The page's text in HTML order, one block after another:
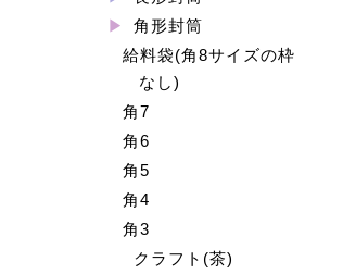
角形封筒
給料袋(角8サイズの枠
なし)
角7
角6
角5
角4
角3
クラフト(茶)